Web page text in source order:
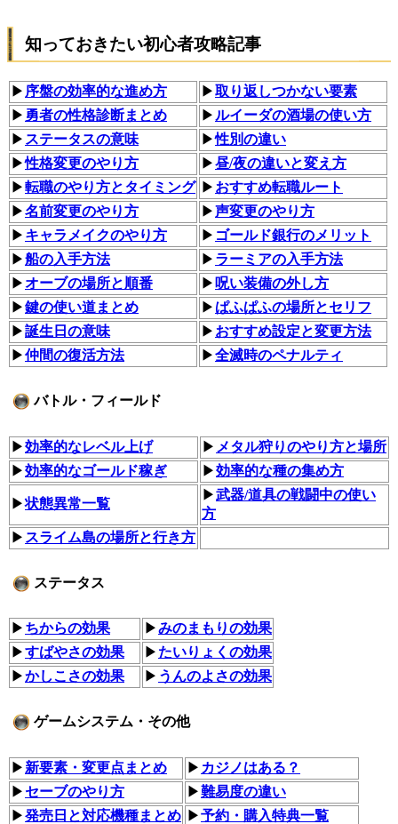
知っておきたい初心者攻略記事
▶ 序盤の効率的な進め方 ▶取り返しつかない要素
▶ 勇者の性格診断まとめ ▶ ルイーダの酒場の使い方
▶ ステータスの意味 ▶性別の違い
▶性格変更のやり方 ▶昼/夜の違いと変え方
▶転職のやり方とタイミング ▶︎ おすすめ転職ルート
▶名前変更のやり方 ▶声変更のやり方
▶︎ キャラメイクのやり方 ▶ ゴールド銀行のメリット
▶船の入手方法 ▶︎ ラーミアの入手方法
▶オーブの場所と順番 ▶ 呪い装備の外し方
▶︎鍵の使い道まとめ ▶ ぱふぱふの場所とセリフ
▶︎誕生日の意味 ▶ おすすめ設定と変更方法
▶︎仲間の復活方法 ▶全滅時のペナルティ
バトル・フィールド
▶効率的なレベル上げ ▶ メタル狩りのやり方と場所
▶効率的なゴールド稼ぎ ▶効率的な種の集め方
▶︎状態異常一覧
▶武器/道具の戦闘中の使い
方
▶ スライム島の場所と行き方
ステータス
▶ ちからの効果 ▶みのまもりの効果
▶すばやさの効果 ▶ たいりょくの効果
▶かしこさの効果 ▶ うんのよさの効果
ゲームシステム・その他
▶ 新要素・変更点まとめ ▶︎ カジノはある？
▶ セーブのやり方 ▶難易度の違い
▶発売日と対応機種まとめ ▶予約・購入特典一覧